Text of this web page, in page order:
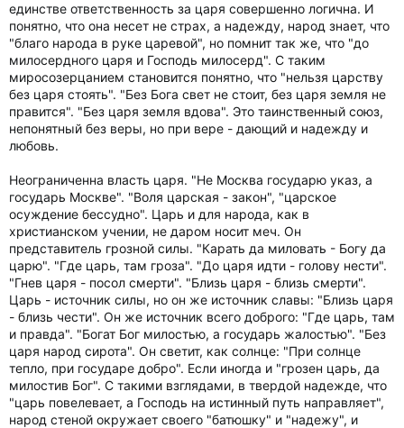
единстве ответственность за царя совершенно логична. И
понятно, что она несет не страх, а надежду, народ знает, что
"благо народа в руке царевой", но помнит так же, что "до
милосердного царя и Господь милосерд". С таким
миросозерцанием становится понятно, что "нельзя царству
без царя стоять". "Без Бога свет не стоит, без царя земля не
правится". "Без царя земля вдова". Это таинственный союз,
непонятный без веры, но при вере - дающий и надежду и
любовь.
Неограниченна власть царя. "Не Москва государю указ, а
государь Москве". "Воля царская - закон", "царское
осуждение бессудно". Царь и для народа, как в
христианском учении, не даром носит меч. Он
представитель грозной силы. "Карать да миловать - Богу да
царю". "Где царь, там гроза". "До царя идти - голову нести".
"Гнев царя - посол смерти". "Близь царя - близь смерти".
Царь - источник силы, но он же источник славы: "Близь царя
- близь чести". Он же источник всего доброго: "Где царь, там
и правда". "Богат Бог милостью, а государь жалостью". "Без
царя народ сирота". Он светит, как солнце: "При солнце
тепло, при государе добро". Если иногда и "грозен царь, да
милостив Бог". С такими взглядами, в твердой надежде, что
"царь повелевает, а Господь на истинный путь направляет",
народ стеной окружает своего "батюшку" и "надежу", и